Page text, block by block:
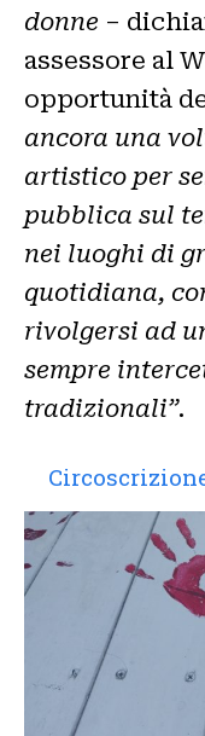
donne –
assessore al
opportunità
ancora una
artistico per
pubblica sul
nei luoghi di
quotidiana,
rivolgersi ad
sempre
tradizionali”.